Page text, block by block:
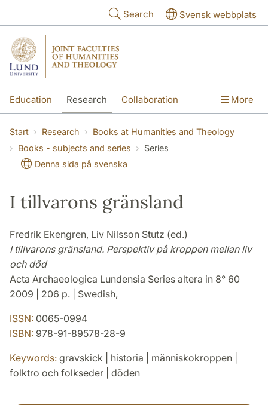
Search Svensk webbplats
Education Research Collaboration More
Start Research
Books at Humanities and Theology
Books - subjects and series
Series
Denna sida på svenska
I tillvarons gränsland
Fredrik Ekengren, Liv Nilsson Stutz (ed.)
I tillvarons gränsland. Perspektiv på kroppen mellan liv
och död
Acta Archaeologica Lundensia Series altera in 8° 60
2009 | 206 p. | Swedish,
ISSN: 0065-0994
ISBN: 978-91-89578-28-9
Keywords: gravskick | historia | människokroppen |
folktro och folkseder | döden